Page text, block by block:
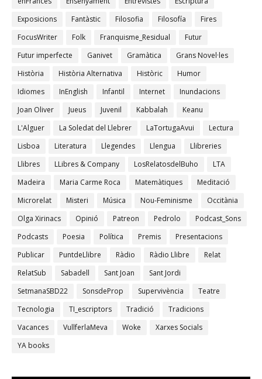
Exposicions
Fantàstic Filosofia Filosofía
Fires
FocusWriter
Folk Franquisme_Residual
Futur
Futur imperfecte
Ganivet Gramàtica
Grans Novel·les
Història
Història Alternativa Històric
Humor
Idiomes
InEnglish Infantil Internet
Inundacions
Joan Oliver
Jueus Juvenil Kabbalah
Keanu
L'Alguer
La Soledat del Llebrer LaTortugaAvui
Lectura
Lisboa
Literatura Llegendes Llengua
Llibreries
Llibres
LLibres & Company LosRelatosdelBuho
LTA
Madeira
Maria Carme Roca Matemàtiques
Meditació
Microrelat
Misteri Música Nou-Feminisme
Occitània
Olga Xirinacs
Opinió Patreon Pedrolo
Podcast_Sons
Podcasts
Poesia Política Premis
Presentacions
Publicar
PuntdeLlibre Ràdio Ràdio Llibre
Relat
RelatSub
Sabadell Sant Joan
Sant Jordi
SetmanaSBD22
SonsdeProp Supervivència
Teatre
Tecnologia
TI_escriptors Tradició
Tradicions
Vacances
VullferlaMeva Woke
Xarxes Socials
YA books